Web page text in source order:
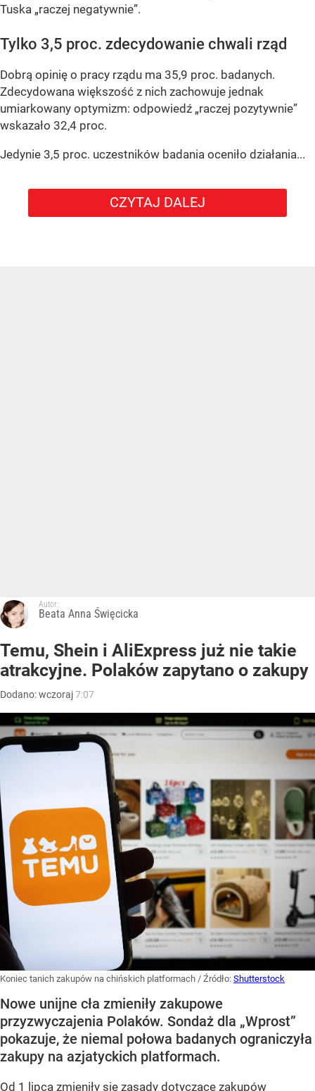
Tuska „raczej negatywnie”.
Tylko 3,5 proc. zdecydowanie chwali rząd
Dobrą opinię o pracy rządu ma 35,9 proc. badanych.
Zdecydowana większość z nich zachowuje jednak
umiarkowany optymizm: odpowiedź „raczej pozytywnie”
wskazało 32,4 proc.
Jedynie 3,5 proc. uczestników badania oceniło działania...
CZYTAJ DALEJ
Autor:
Beata Anna Święcicka
Temu, Shein i AliExpress już nie takie
atrakcyjne. Polaków zapytano o zakupy
Dodano:wczoraj7:07
Koniec tanich zakupów na chińskich platformach / Źródło: Shutterstock
Nowe unijne cła zmieniły zakupowe
przyzwyczajenia Polaków. Sondaż dla „Wprost”
pokazuje, że niemal połowa badanych ograniczyła
zakupy na azjatyckich platformach.
Od 1 lipca zmieniły się zasady dotyczące zakupów